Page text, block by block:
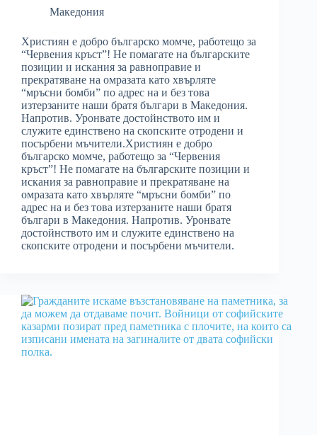
Македония
Християн е добро българско момче, работещо за
“Червения кръст”! Не помагате на българските
позиции и искания за равноправие и
прекратяване на омразата като хвърляте
“мръсни бомби” по адрес на и без това
изтерзаните наши братя българи в Македония.
Напротив. Уронвате достойнството им и
служите единствено на скопските отродени и
посърбени мъчители.Християн е добро
българско момче, работещо за “Червения
кръст”! Не помагате на българските позиции и
искания за равноправие и прекратяване на
омразата като хвърляте “мръсни бомби” по
адрес на и без това изтерзаните наши братя
българи в Македония. Напротив. Уронвате
достойнството им и служите единствено на
скопските отродени и посърбени мъчители.